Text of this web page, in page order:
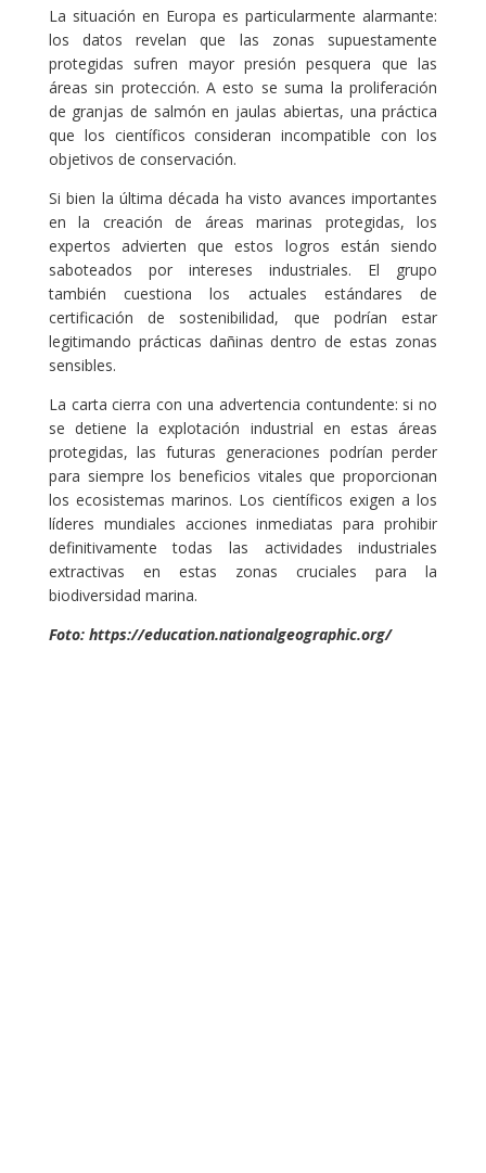
La situación en Europa es particularmente alarmante:
los datos revelan que las zonas supuestamente
protegidas sufren mayor presión pesquera que las
áreas sin protección. A esto se suma la proliferación
de granjas de salmón en jaulas abiertas, una práctica
que los científicos consideran incompatible con los
objetivos de conservación.
Si bien la última década ha visto avances importantes
en la creación de áreas marinas protegidas, los
expertos advierten que estos logros están siendo
saboteados por intereses industriales. El grupo
también cuestiona los actuales estándares de
certificación de sostenibilidad, que podrían estar
legitimando prácticas dañinas dentro de estas zonas
sensibles.
La carta cierra con una advertencia contundente: si no
se detiene la explotación industrial en estas áreas
protegidas, las futuras generaciones podrían perder
para siempre los beneficios vitales que proporcionan
los ecosistemas marinos. Los científicos exigen a los
líderes mundiales acciones inmediatas para prohibir
definitivamente todas las actividades industriales
extractivas en estas zonas cruciales para la
biodiversidad marina.
Foto: https://education.nationalgeographic.org/